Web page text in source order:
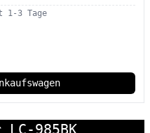
1-3 Tage